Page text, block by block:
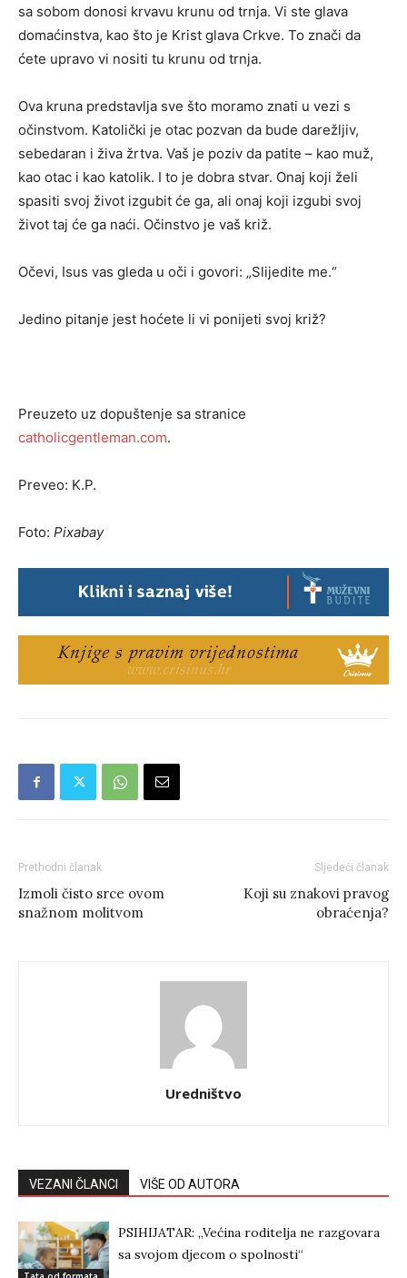
sa sobom donosi krvavu krunu od trnja. Vi ste glava
domaćinstva, kao što je Krist glava Crkve. To znači da
ćete upravo vi nositi tu krunu od trnja.
Ova kruna predstavlja sve što moramo znati u vezi s
očinstvom. Katolički je otac pozvan da bude darežljiv,
sebedaran i živa žrtva. Vaš je poziv da patite – kao muž,
kao otac i kao katolik. I to je dobra stvar. Onaj koji želi
spasiti svoj život izgubit će ga, ali onaj koji izgubi svoj
život taj će ga naći. Očinstvo je vaš križ.
Očevi, Isus vas gleda u oči i govori: „Slijedite me.“
Jedino pitanje jest hoćete li vi ponijeti svoj križ?
Preuzeto uz dopuštenje sa stranice
catholicgentleman.com.
Preveo: K.P.
Foto: Pixabay
Prethodni članak
Izmoli čisto srce ovom
snažnom molitvom
Sljedeći članak
Koji su znakovi pravog
obraćenja?
Uredništvo
VEZANI ČLANCI VIŠE OD AUTORA
PSIHIJATAR: „Većina roditelja ne razgovara
sa svojom djecom o spolnosti“